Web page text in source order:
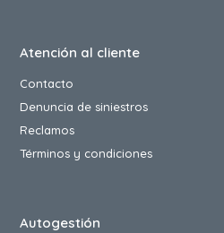
Atención al cliente
Contacto
Denuncia de siniestros
Reclamos
Términos y condiciones
Autogestión